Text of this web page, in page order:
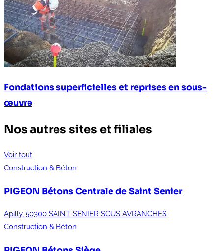
Fondations superficielles et reprises en sous-
œuvre
Nos autres sites et filiales
Voir tout
Construction & Béton
PIGEON BétonsCentrale de Saint Senier
Apilly, 50300 SAINT-SENIER SOUS AVRANCHES
Construction & Béton